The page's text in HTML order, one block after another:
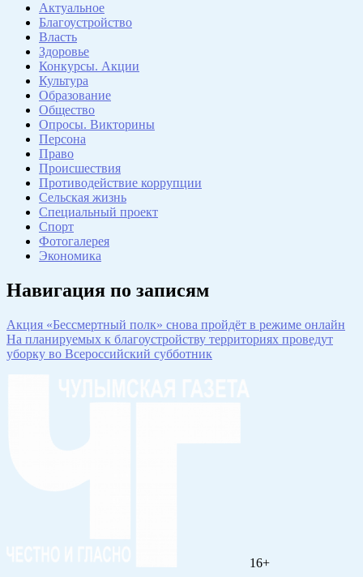
Актуальное
Благоустройство
Власть
Здоровье
Конкурсы. Акции
Культура
Образование
Общество
Опросы. Викторины
Персона
Право
Происшествия
Противодействие коррупции
Сельская жизнь
Специальный проект
Спорт
Фотогалерея
Экономика
Навигация по записям
Акция «Бессмертный полк» снова пройдёт в режиме онлайн
На планируемых к благоустройству территориях проведут
уборку во Всероссийский субботник
16+